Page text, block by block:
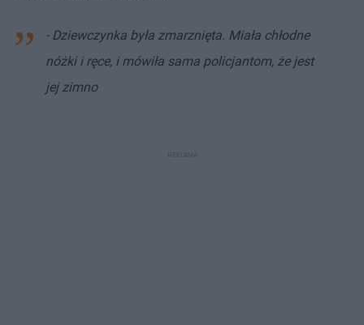
- Dziewczynka była zmarznięta. Miała chłodne
nóżki i ręce, i mówiła sama policjantom, że jest
jej zimno